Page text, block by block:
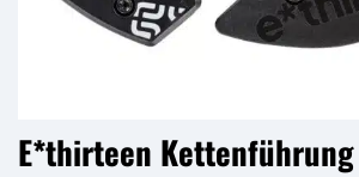
E*thirteen Kettenführung